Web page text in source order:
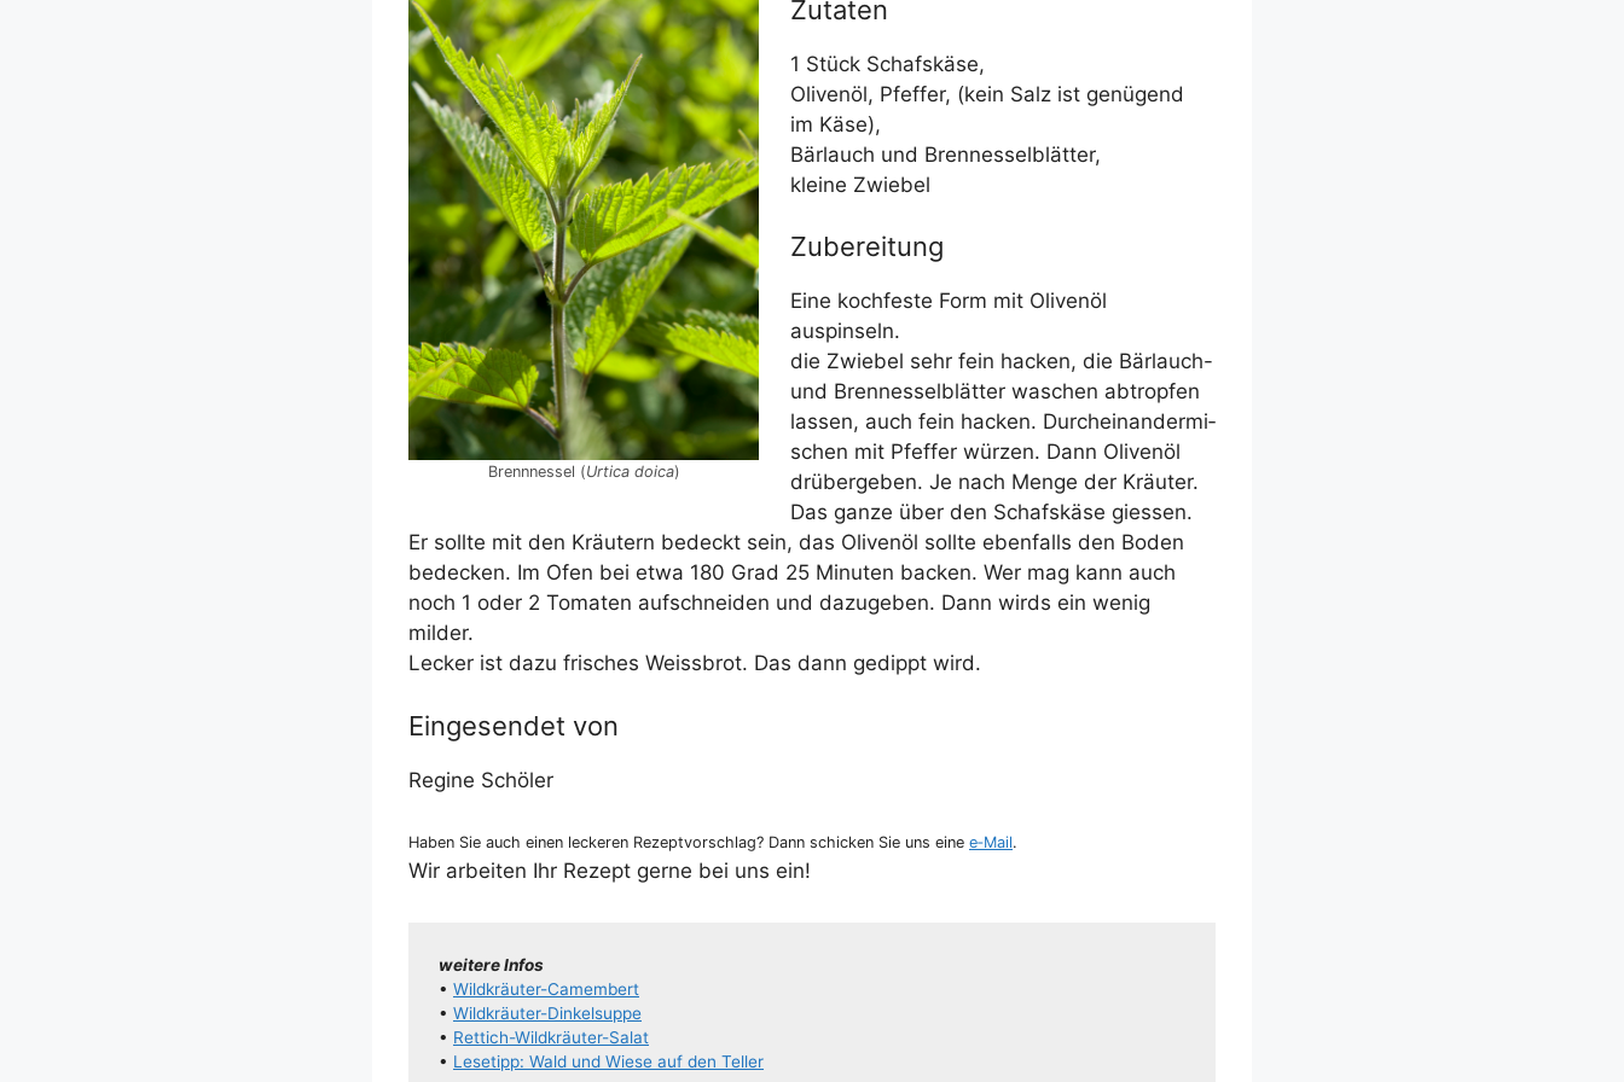
Brenn­nes­sel (Urti­ca doi­ca)
Zutaten
1 Stück Schafskäse,
Oli­ven­öl, Pfef­fer, (kein Salz ist genü­gend
im Käse),
Bär­lauch und Brennesselblätter,
klei­ne Zwiebel
Zubereitung
Eine koch­fes­te Form mit Oli­ven­öl
auspinseln.
die Zwie­bel sehr fein hacken, die Bär­lauch-
und Bren­nes­sel­blät­ter waschen abtrop­fen
las­sen, auch fein hacken. Durch­ein­an­der­mi­
schen mit Pfef­fer wür­zen. Dann Oli­ven­öl
drü­ber­ge­ben. Je nach Men­ge der Kräu­ter.
Das gan­ze über den Schafs­kä­se gies­sen.
Er soll­te mit den Kräu­tern bedeckt sein, das Oli­ven­öl soll­te eben­falls den Boden
bede­cken. Im Ofen bei etwa 180 Grad 25 Minu­ten backen. Wer mag kann auch
noch 1 oder 2 Toma­ten auf­schnei­den und dazu­ge­ben. Dann wirds ein wenig
milder.
Lecker ist dazu fri­sches Weiss­brot. Das dann gedippt wird.
Eingesendet von
Regi­ne Schöler
Haben Sie auch einen lecke­ren Rezept­vor­schlag? Dann schi­cken Sie uns eine e‑Mail.
Wir arbei­ten Ihr Rezept ger­ne bei uns ein!
wei­te­re Infos
• Wil­d­­kräu­­ter-Came­m­­bert
• Wil­d­­kräu­­ter-Din­kel­­sup­­pe
• Ret­­tich-Wil­d­­kräu­­ter-Salat
• Lese­tipp: Wald und Wie­se auf den Teller